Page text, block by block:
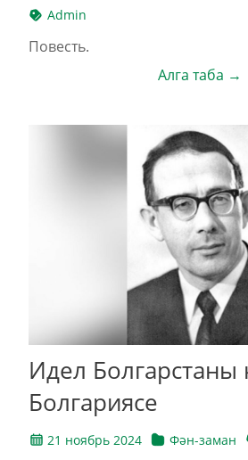
Admin
По­весть.
Алга таба →
Идел
Болгариясе
21 ноябрь 2024 Фән-заман